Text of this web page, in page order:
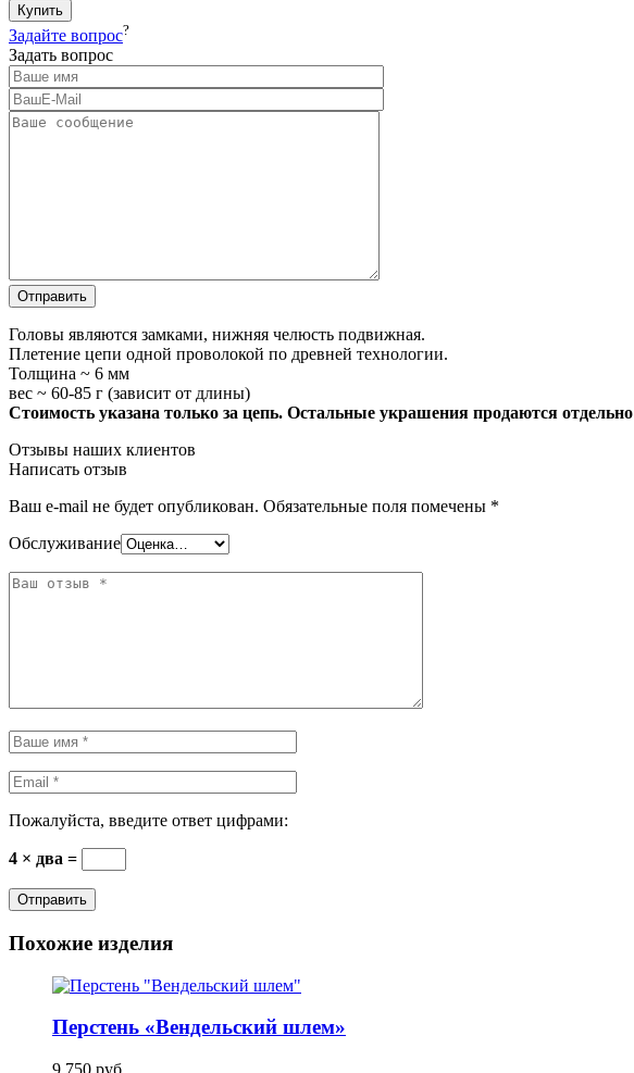
Купить
Задайте вопрос?
Задать вопрос
Головы являются замками, нижняя челюсть подвижная.
Плетение цепи одной проволокой по древней технологии.
Толщина ~ 6 мм
вес ~ 60-85 г (зависит от длины)
Стоимость указана только за цепь. Остальные украшения продаются отдельно
Отзывы наших клиентов
Написать отзыв
Ваш e-mail не будет опубликован. Обязательные поля помечены *
Обслуживание
Пожалуйста, введите ответ цифрами:
4 × два =
Похожие изделия
Перстень «Вендельский шлем»
9 750 руб.